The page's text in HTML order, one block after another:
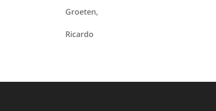
Groeten,
Ricardo